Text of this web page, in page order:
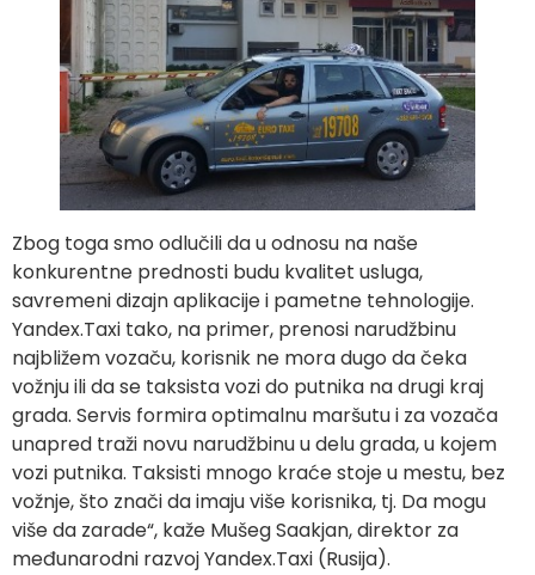
Zbog toga smo odlučili da u odnosu na naše
konkurentne prednosti budu kvalitet usluga,
savremeni dizajn aplikacije i pametne tehnologije.
Yandex.Taxi tako, na primer, prenosi narudžbinu
najbližem vozaču, korisnik ne mora dugo da čeka
vožnju ili da se taksista vozi do putnika na drugi kraj
grada. Servis formira optimalnu maršutu i za vozača
unapred traži novu narudžbinu u delu grada, u kojem
vozi putnika. Taksisti mnogo kraće stoje u mestu, bez
vožnje, što znači da imaju više korisnika, tj. Da mogu
više da zarade“, kaže Mušeg Saakjan, direktor za
međunarodni razvoj Yandex.Taxi (Rusija).